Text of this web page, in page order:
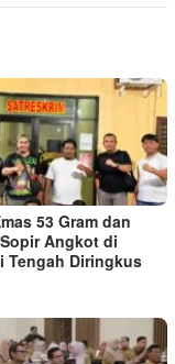
53 Gram dan
Angkot di
Tengah Diringkus